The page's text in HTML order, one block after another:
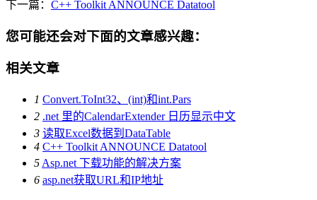
下一篇： C++ Toolkit ANNOUNCE Datatool
您可能还会对下面的文章感兴趣：
相关文章
1 Convert.ToInt32、(int)和int.Pars
2 .net 里的CalendarExtender 日历显示中文
3 读取Excel数据到DataTable
4 C++ Toolkit ANNOUNCE Datatool
5 Asp.net 下载功能的解决方案
6 asp.net获取URL和IP地址